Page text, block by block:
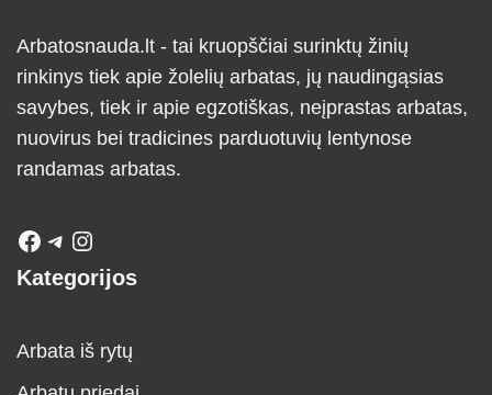
Arbatosnauda.lt - tai kruopščiai surinktų žinių
rinkinys tiek apie žolelių arbatas, jų naudingąsias
savybes, tiek ir apie egzotiškas, neįprastas arbatas,
nuovirus bei tradicines parduotuvių lentynose
randamas arbatas.
Kategorijos
Arbata iš rytų